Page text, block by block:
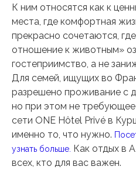
К ним относятся как к
места, где комфортная
прекрасно сочетаются,
отношение к животным»
гостеприимство, а не
Для семей, ищущих во
разрешено проживание с
но при этом не
сети ONE Hôtel Privé в
именно то, что нужно.
узнать больше. Как отдых в
всех, кто для вас важен.